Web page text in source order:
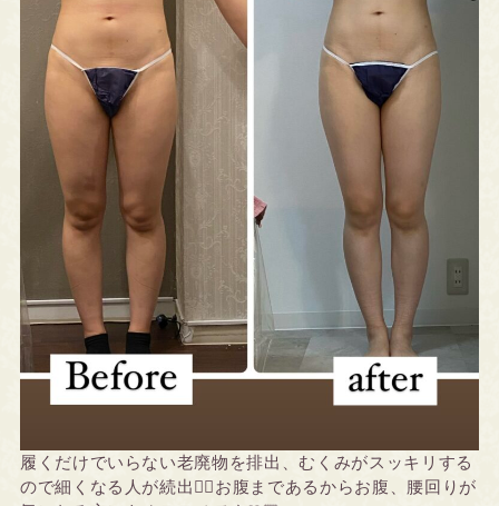
履くだけでいらない老廃物を排出、むくみがスッキリする
ので細くなる人が続出❤️‍🔥 お腹まであるからお腹、腰回りが